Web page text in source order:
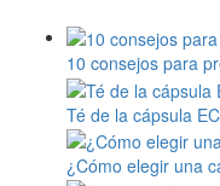
10 consejos para
Té de la cápsula
¿Cómo elegir una